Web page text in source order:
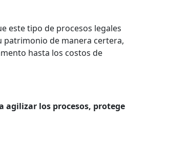
este tipo de procesos legales
patrimonio de manera certera,
hasta los costos de
agilizar los procesos, protege